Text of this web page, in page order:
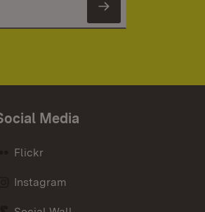
Newsletter
Media
Flickr
Instagram